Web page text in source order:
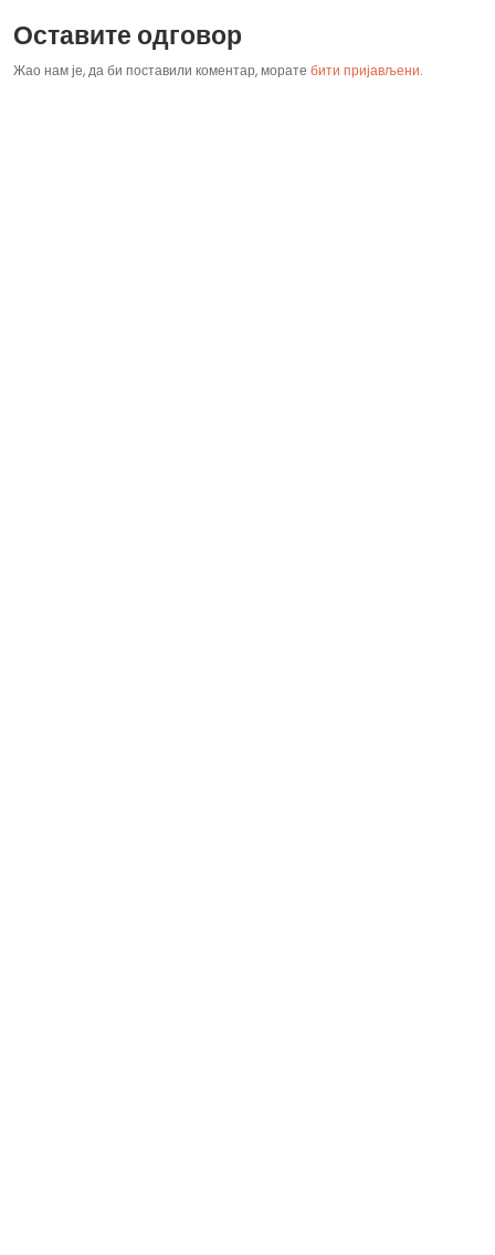
Оставите одговор
Жао нам је, да би поставили коментар, морате бити пријављени.